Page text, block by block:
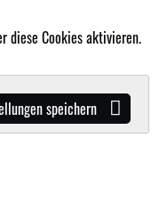
kreative Seite von
Amewi Händler
Shop
diese Cookies aktivieren.
speichern